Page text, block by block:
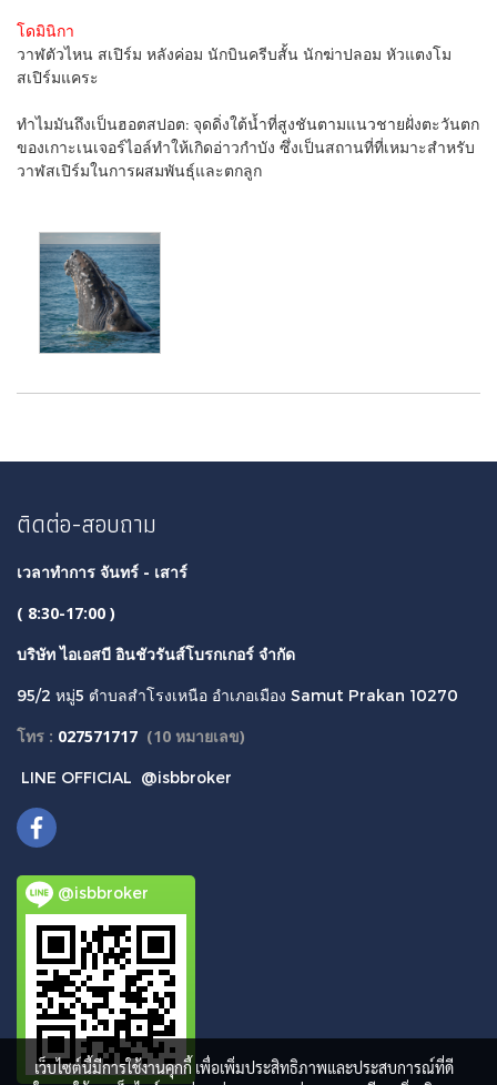
โดมินิกา
วาฬตัวไหน สเปิร์ม หลังค่อม นักบินครีบสั้น นักฆ่าปลอม หัวแตงโม
สเปิร์มแคระ
ทำไมมันถึงเป็นฮอตสปอต: จุดดิ่งใต้น้ำที่สูงชันตามแนวชายฝั่งตะวันตก
ของเกาะเนเจอร์ไอล์ทำให้เกิดอ่าวกำบัง ซึ่งเป็นสถานที่ที่เหมาะสำหรับ
วาฬสเปิร์มในการผสมพันธุ์และตกลูก
ติดต่อ-สอบถาม
เวลาทำการ จันทร์ - เสาร์
( 8:30-17:00 )
บริษัท ไอเอสบี อินชัวรันส์โบรกเกอร์ จำกัด
95/2 หมู่5 ตำบลสำโรงเหนือ อำเภอเมือง Samut Prakan 10270
โทร : 027571717 (10 หมายเลข)
LINE OFFICIAL @isbbroker
@isbbroker
เว็บไซต์นี้มีการใช้งานคุกกี้ เพื่อเพิ่มประสิทธิภาพและประสบการณ์ที่ดี